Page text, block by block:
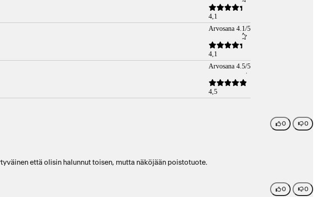
4,1
Arvosana 4.1/5
4,1
Arvosana 4.5/5
4,5
0 0
että olisin halunnut toisen, mutta näköjään poistotuote.
0 0